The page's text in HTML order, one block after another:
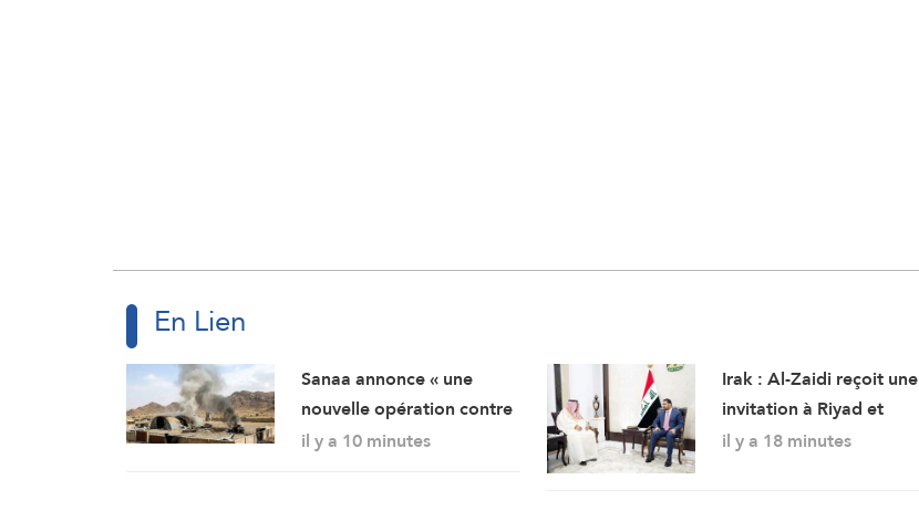
En Lien
Sanaa annonce « une
nouvelle opération contre
des rassemblements
il y a 10 minutes
Irak : Al-Zaidi reçoit une
invitation à Riyad et
s’entretient avec le chef
il y a 18 minutes